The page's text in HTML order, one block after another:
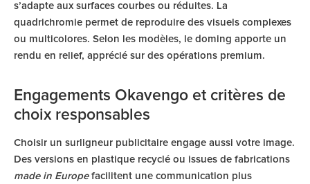
s’adapte aux surfaces courbes ou réduites. La
quadrichromie permet de reproduire des visuels complexes
ou multicolores. Selon les modèles, le doming apporte un
rendu en relief, apprécié sur des opérations premium.
Engagements Okavengo et critères de
choix responsables
Choisir un surligneur publicitaire engage aussi votre image.
Des versions en plastique recyclé ou issues de fabrications
made in Europefacilitent une communication plus